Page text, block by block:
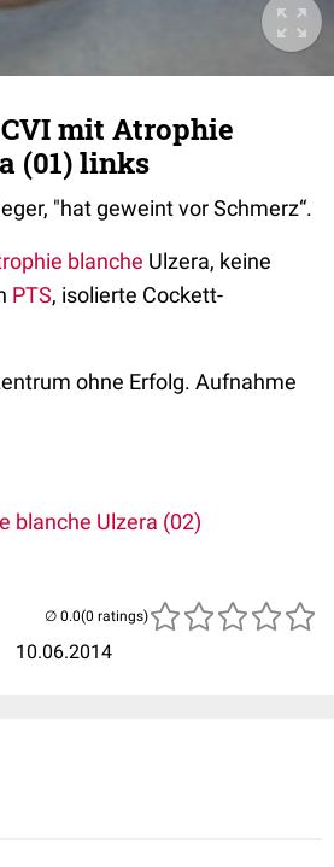
mit Atrophie
(01) links
"hat geweint vor Schmerz“.
blanche Ulzera, keine
PTS, isolierte Cockett-
ohne Erfolg. Aufnahme
blanche Ulzera (02)
10.06.2014
(0 ratings)